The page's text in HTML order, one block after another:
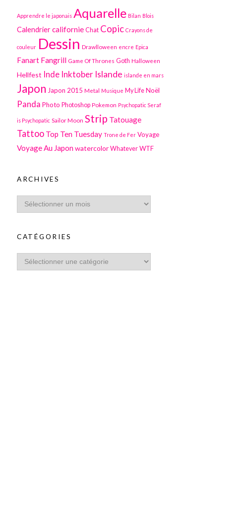
Apprendre le japonais Aquarelle Bilan Blois
Calendriercalifornie Chat Copic Crayons de
couleur Dessin Drawlloween encre Epica
Fanart Fangrill Game Of Thrones Goth Halloween
Hellfest Inde Inktober Islande islande en mars
Japon Japon 2015 Metal Musique My Life Noël
Panda Photo Photoshop Pokemon Psychopatic Seraf
is Psychopatic Sailor Moon Strip Tatouage
Tattoo Top Ten Tuesday Trone de Fer Voyage
Voyage Au Japonwatercolor Whatever WTF
ARCHIVES
CATÉGORIES